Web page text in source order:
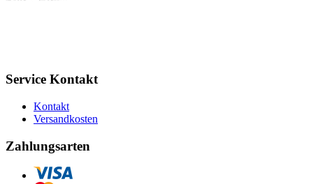
Service Kontakt
Kontakt
Versandkosten
Zahlungsarten